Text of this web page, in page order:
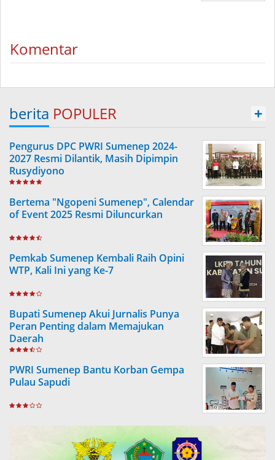
Komentar
berita POPULER +
Pengurus DPC PWRI Sumenep 2024-
2027 Resmi Dilantik, Masih Dipimpin
Rusydiyono
Bertema "Ngopeni Sumenep", Calendar
of Event 2025 Resmi Diluncurkan
Pemkab Sumenep Kembali Raih Opini
WTP, Kali Ini yang Ke-7
Bupati Sumenep Akui Jurnalis Punya
Peran Penting dalam Memajukan
Daerah
PWRI Sumenep Bantu Korban Gempa
Pulau Sapudi